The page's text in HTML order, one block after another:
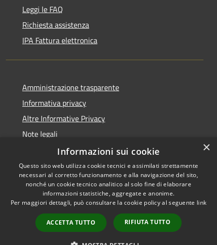
Leggi le FAQ
Richiesta assistenza
IPA Fattura elettronica
Amministrazione trasparente
Informativa privacy
Altre Informative Privacy
Note legali
Dichiarazione di accessibilità
RSS
Accessibilità
Copyright © 2026 • Comune di
Municipium•
Accesso
redazione
×
Informazioni sui cookie
Questo sito web utilizza cookie tecnici e assimilati strettamente
necessari al corretto funzionamento e alla navigazione del sito,
nonché un cookie tecnico analitico al solo fine di elaborare
informazioni statistiche, aggregate e anonime.
Per maggiori dettagli, può consultare la cookie policy al seguente link
ACCETTA TUTTO RIFIUTA TUTTO